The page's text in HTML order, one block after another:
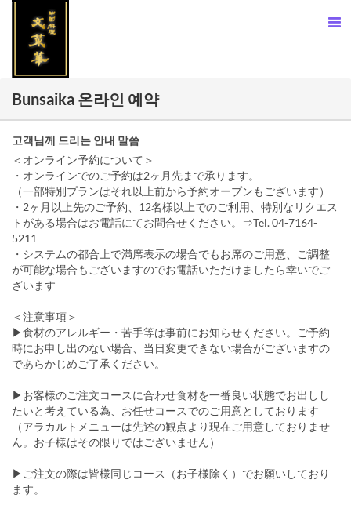
Bunsaika 온라인 예약
고객님께 드리는 안내 말씀
＜オンライン予約について＞
・オンラインでのご予約は2ヶ月先まで承ります。
（一部特別プランはそれ以上前から予約オープンもございます）
・2ヶ月以上先のご予約、12名様以上でのご利用、特別なリクエス
トがある場合はお電話にてお問合せください。⇒Tel. 04-7164-
5211
・システムの都合上で満席表示の場合でもお席のご用意、ご調整
が可能な場合もございますのでお電話いただけましたら幸いでご
ざいます
＜注意事項＞
▶食材のアレルギー・苦手等は事前にお知らせください。ご予約
時にお申し出のない場合、当日変更できない場合がございますの
であらかじめご了承ください。
▶お客様のご注文コースに合わせ食材を一番良い状態でお出しし
たいと考えている為、お任せコースでのご用意としております
（アラカルトメニューは先述の観点より現在ご用意しておりませ
ん。お子様はその限りではございません）
▶ご注文の際は皆様同じコース（お子様除く）でお願いしており
ます。